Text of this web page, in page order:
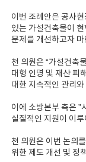
이번 조례안은 공사
있는 가설건축물이
문제를 개선하고자 마
천 의원은 “가설건축
대형 인명 및 재산 피
대한 지속적인 관리
이에 소방본부 측은 ”
실질적인 지원이 이
천 의원은 이번 논의
위한 제도 개선 및 정